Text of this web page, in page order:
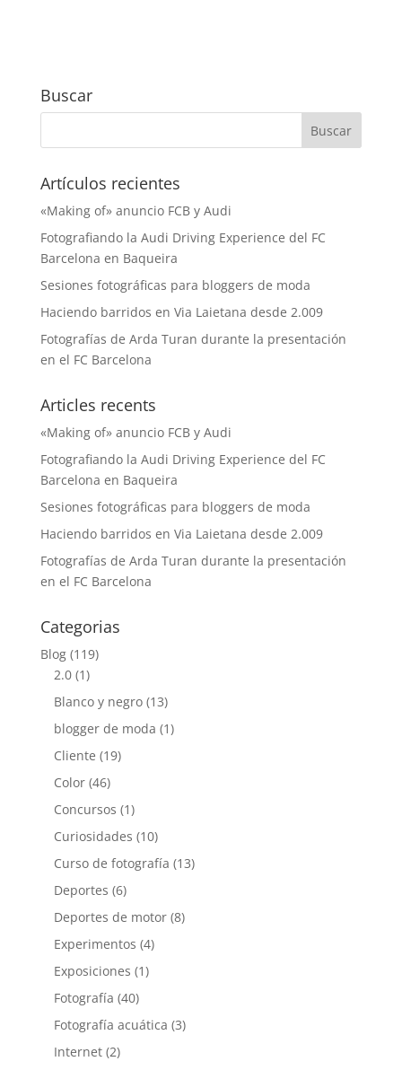
Buscar
Artículos recientes
«Making of» anuncio FCB y Audi
Fotografiando la Audi Driving Experience del FC
Barcelona en Baqueira
Sesiones fotográficas para bloggers de moda
Haciendo barridos en Via Laietana desde 2.009
Fotografías de Arda Turan durante la presentación
en el FC Barcelona
Articles recents
«Making of» anuncio FCB y Audi
Fotografiando la Audi Driving Experience del FC
Barcelona en Baqueira
Sesiones fotográficas para bloggers de moda
Haciendo barridos en Via Laietana desde 2.009
Fotografías de Arda Turan durante la presentación
en el FC Barcelona
Categorias
Blog(119)
2.0(1)
Blanco y negro(13)
blogger de moda (1)
Cliente (19)
Color(46)
Concursos (1)
Curiosidades (10)
Curso de fotografía (13)
Deportes (6)
Deportes de motor(8)
Experimentos (4)
Exposiciones (1)
Fotografía (40)
Fotografía acuática (3)
Internet(2)